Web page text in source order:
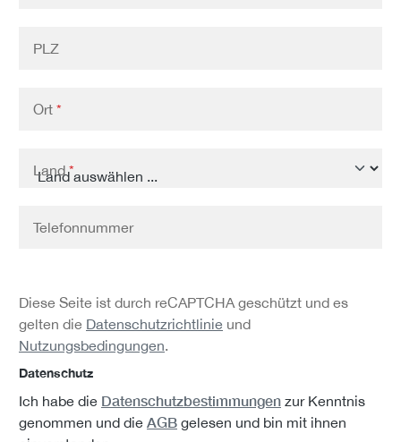
PLZ
Ort *
Land*
Telefonnummer
Diese Seite ist durch reCAPTCHA geschützt und es
gelten die Datenschutzrichtlinie und
Nutzungsbedingungen.
Datenschutz
Ich habe die Datenschutzbestimmungen zur Kenntnis
genommen und die AGB gelesen und bin mit ihnen